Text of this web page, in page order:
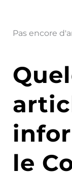
Pas encore
le